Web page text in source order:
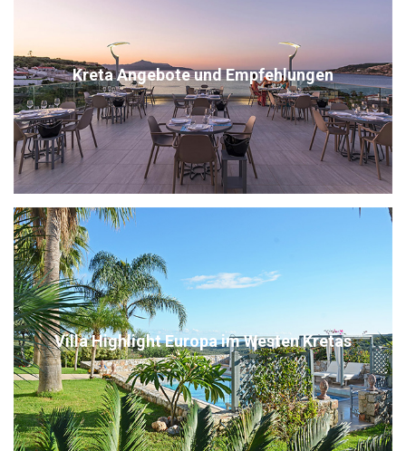
Kreta Angebote und Empfehlungen
Villa Highlight Europa im Westen Kretas